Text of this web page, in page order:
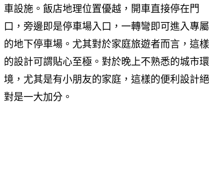
車設施。飯店地理位置優越，開車直接停在門
口，旁邊即是停車場入口，一轉彎即可進入專屬
的地下停車場。尤其對於家庭旅遊者而言，這樣
的設計可謂貼心至極。對於晚上不熟悉的城市環
境，尤其是有小朋友的家庭，這樣的便利設計絕
對是一大加分。